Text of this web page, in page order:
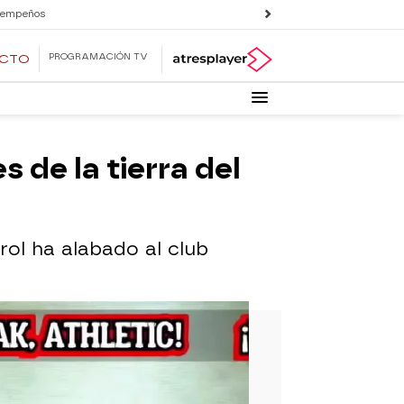
PROGRAMACIÓN TV
de la tierra del
ha alabado al club